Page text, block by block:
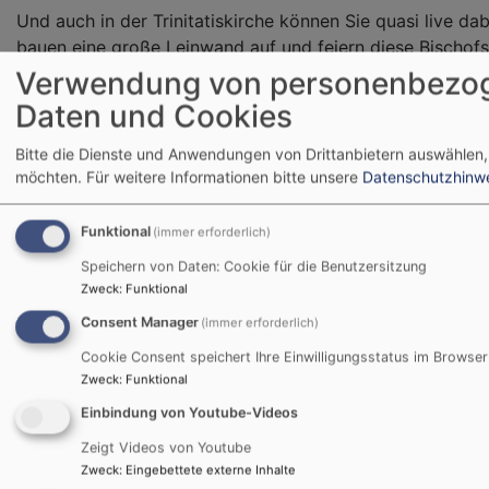
Und auch in der Trinitatiskirche können Sie quasi live
bauen eine große Leinwand auf und feiern diese
diese Weise mit! Vielleicht haben Sie ja Lust, auf
ganz besonderen Gottesdienst zu erleben!
Heute mal im Ernst: Konzert
Michi Dietmayr
Am22. Oktober um 18 Uhr
Trinitatiskirche in
Verwendung von
Daten und Cookies
Bitte die Dienste und Anwendungen von Drittanbietern
möchten. Für weitere Informationen bitte unsere
Funktional (immer erforderlich)
Speichern von Daten: Cookie für die Benutzersitzung
Zweck: Funktional
Consent Manager (immer erforderlich)
Cookie Consent speichert Ihre Einwilligungsstatus im Browser
Zweck: Funktional
Einbindung von Youtube-Videos
Zeigt Videos von Youtube
Zweck: Eingebettete externe Inhalte